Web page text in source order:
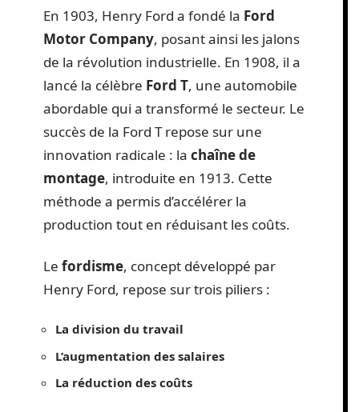
En 1903, Henry Ford a fondé la Ford
Motor Company, posant ainsi les jalons
de la révolution industrielle. En 1908, il a
lancé la célèbre Ford T, une automobile
abordable qui a transformé le secteur. Le
succès de la Ford T repose sur une
innovation radicale : la chaîne de
montage, introduite en 1913. Cette
méthode a permis d’accélérer la
production tout en réduisant les coûts.
Le fordisme, concept développé par
Henry Ford, repose sur trois piliers :
La division du travail
L’augmentation des salaires
La réduction des coûts